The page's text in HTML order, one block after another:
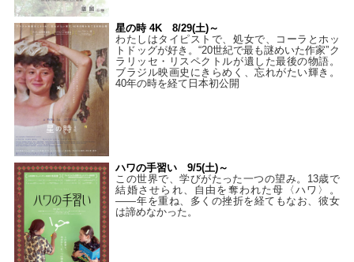
星の時 4K 8/29(土)～
わたしはタイピストで、処⼥で、コーラとホッ
トドッグが好き。“20世紀で最も謎めいた作家”ク
ラリッセ・リスペクトルが遺した最後の物語。
ブラジル映画史にきらめく、忘れがたい輝き。
40年の時を経て⽇本初公開
ハワの手習い 9/5(土)～
この世界で、学びがたった一つの望み。13歳で
結婚させられ、自由を奪われた母〈ハワ〉。
——年を重ね、多くの挫折を経てもなお、彼女
は諦めなかった。